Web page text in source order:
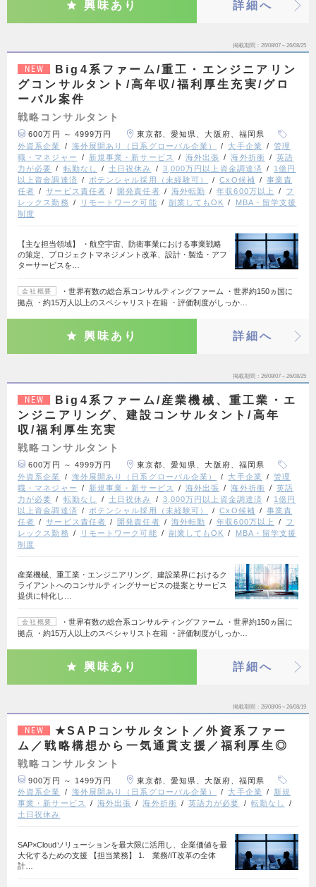
興味あり 詳細へ
掲載期間 26/08/07～26/08/25
NEW
Big4系ファーム/重工・エンジニアリン
グコンサルタント/高年収/福利厚生充実/グロ
ーバル案件
戦略コンサルタント
600万円 ～ 4999万円
東京都、愛知県、大阪府、福岡県
外資系企業
海外展開あり（日系グローバル企業） 大手企業
管理
職・マネジャー
新規事業・新サービス 海外出張 海外折衝
英語
力が必要
転勤なし 土日祝休み 3,000万円以上資金調達済
1億円
以上資金調達済
ポテンシャル採用（未経験可） CxO候補
事業責
任者
サービス責任者 開発責任者 海外転勤 年収600万以上
フ
レックス勤務
リモートワーク可能 副業してもOK
MBA・留学支援
制度
【主な担当領域】 ・航空宇宙、防衛事業における事業戦略
の策定、プロジェクトマネジメント改革、設計・製造・アフ
ターサービスを…
会社概要
・世界有数の総合系コンサルティングファーム ・世界約150ヵ国に
拠点 ・約15万人以上のスペシャリスト在籍 ・評価制度がしっか…
興味あり 詳細へ
掲載期間 26/08/07～26/08/25
NEW
Big4系ファーム/産業機械、重工業・エ
ンジニアリング、建設コンサルタント/高年
収/福利厚生充実
戦略コンサルタント
600万円 ～ 4999万円
東京都、愛知県、大阪府、福岡県
外資系企業
海外展開あり（日系グローバル企業） 大手企業
管理
職・マネジャー
新規事業・新サービス 海外出張 海外折衝
英語
力が必要
転勤なし 土日祝休み 3,000万円以上資金調達済
1億円
以上資金調達済
ポテンシャル採用（未経験可） CxO候補
事業責
任者
サービス責任者 開発責任者 海外転勤 年収600万以上
フ
レックス勤務
リモートワーク可能 副業してもOK
MBA・留学支援
制度
産業機械、重工業・エンジニアリング、建設業界におけるク
ライアントへのコンサルティングサービスの提案とサービス
提供に特化し…
会社概要
・世界有数の総合系コンサルティングファーム ・世界約150ヵ国に
拠点 ・約15万人以上のスペシャリスト在籍 ・評価制度がしっか…
興味あり 詳細へ
掲載期間 26/08/06～26/08/19
NEW
★SAPコンサルタント／外資系ファー
ム／戦略構想から一気通貫支援／福利厚生◎
戦略コンサルタント
900万円 ～ 1499万円
東京都、愛知県、大阪府、福岡県
外資系企業
海外展開あり（日系グローバル企業） 大手企業
新規
事業・新サービス
海外出張 海外折衝 英語力が必要
転勤なし
土日祝休み
SAP×Cloudソリューションを最大限に活用し、企業価値を最
大化するための支援 【担当業務】 1. 業務/IT改革の全体
計…